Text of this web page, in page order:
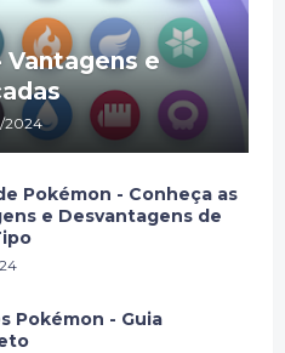
Vantagens e
2024
Pokémon - Conheça as
e Desvantagens de
Pokémon - Guia